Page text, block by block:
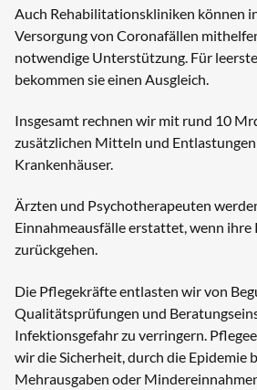
Auch Rehabilitationskliniken können
Versorgung von Coronafällen
notwendige Unterstützung. Für
bekommen sie einen Ausgleich.
Insgesamt rechnen wir mit rund 10
zusätzlichen Mitteln und
Krankenhäuser.
Ärzten und Psychotherapeuten
Einnahmeausfälle erstattet, wenn ihre
zurückgehen.
Die Pflegekräfte entlasten wir von
Qualitätsprüfungen und
Infektionsgefahr zu verringern.
wir die Sicherheit, durch die Epidemie
Mehrausgaben oder